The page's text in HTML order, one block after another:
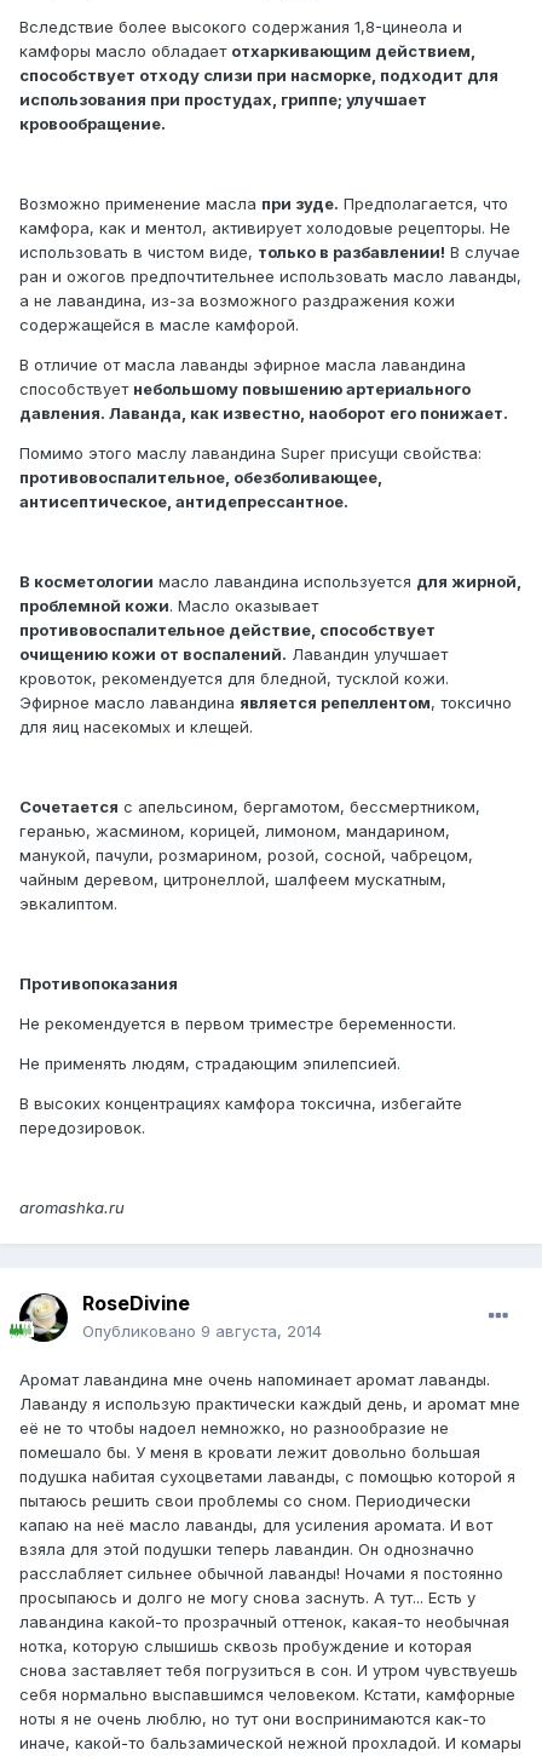
Вследствие более высокого содержания 1,8-цинеола и
камфоры масло обладает отхаркивающим действием,
способствует отходу слизи при насморке, подходит для
использования при простудах, гриппе; улучшает
кровообращение.
Возможно применение масла при зуде. Предполагается, что
камфора, как и ментол, активирует холодовые рецепторы. Не
использовать в чистом виде, только в разбавлении! В случае
ран и ожогов предпочтительнее использовать масло лаванды,
а не лавандина, из-за возможного раздражения кожи
содержащейся в масле камфорой.
В отличие от масла лаванды эфирное масла лавандина
способствует небольшому повышению артериального
давления. Лаванда, как известно, наоборот его понижает.
Помимо этого маслу лавандина Super присущи свойства:
противовоспалительное, обезболивающее,
антисептическое, антидепрессантное.
В косметологии масло лавандина используется для жирной,
проблемной кожи. Масло оказывает
противовоспалительное действие, способствует
очищению кожи от воспалений. Лавандин улучшает
кровоток, рекомендуется для бледной, тусклой кожи.
Эфирное масло лавандина является репеллентом, токсично
для яиц насекомых и клещей.
Сочетается с апельсином, бергамотом, бессмертником,
геранью, жасмином, корицей, лимоном, мандарином,
манукой, пачули, розмарином, розой, сосной, чабрецом,
чайным деревом, цитронеллой, шалфеем мускатным,
эвкалиптом.
Противопоказания
Не рекомендуется в первом триместре беременности.
Не применять людям, страдающим эпилепсией.
В высоких концентрациях камфора токсична, избегайте
передозировок.
aromashka.ru
RoseDivine
Опубликовано 9 августа, 2014
Аромат лавандина мне очень напоминает аромат лаванды.
Лаванду я использую практически каждый день, и аромат мне
её не то чтобы надоел немножко, но разнообразие не
помешало бы. У меня в кровати лежит довольно большая
подушка набитая сухоцветами лаванды, с помощью которой я
пытаюсь решить свои проблемы со сном. Периодически
капаю на неё масло лаванды, для усиления аромата. И вот
взяла для этой подушки теперь лавандин. Он однозначно
расслабляет сильнее обычной лаванды! Ночами я постоянно
просыпаюсь и долго не могу снова заснуть. А тут... Есть у
лавандина какой-то прозрачный оттенок, какая-то необычная
нотка, которую слышишь сквозь пробуждение и которая
снова заставляет тебя погрузиться в сон. И утром чувствуешь
себя нормально выспавшимся человеком. Кстати, камфорные
ноты я не очень люблю, но тут они воспринимаются как-то
иначе, какой-то бальзамической нежной прохладой. И комары